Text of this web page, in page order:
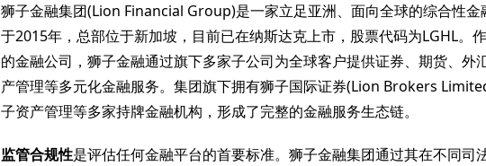
狮子金融集团(Lion Financial Group)是一家立足亚洲、面向全球的综合性金
于2015年，总部位于新加坡，目前已在纳斯达克上市，股票代码为LGHL。
的金融公司，狮子金融通过旗下多家子公司为全球客户提供证券、期货、外
产管理等多元化金融服务。集团旗下拥有狮子国际证券(Lion Brokers
子资产管理等多家持牌金融机构，形成了完整的金融服务生态链。
监管合规性是评估任何金融平台的首要标准。狮子金融集团通过其在不同司